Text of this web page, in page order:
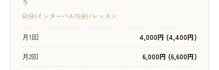
り
60分(インターバル15分)/レッスン
月1回
4,000円 (4,400円)
月2回
6,000円 (6,600円)